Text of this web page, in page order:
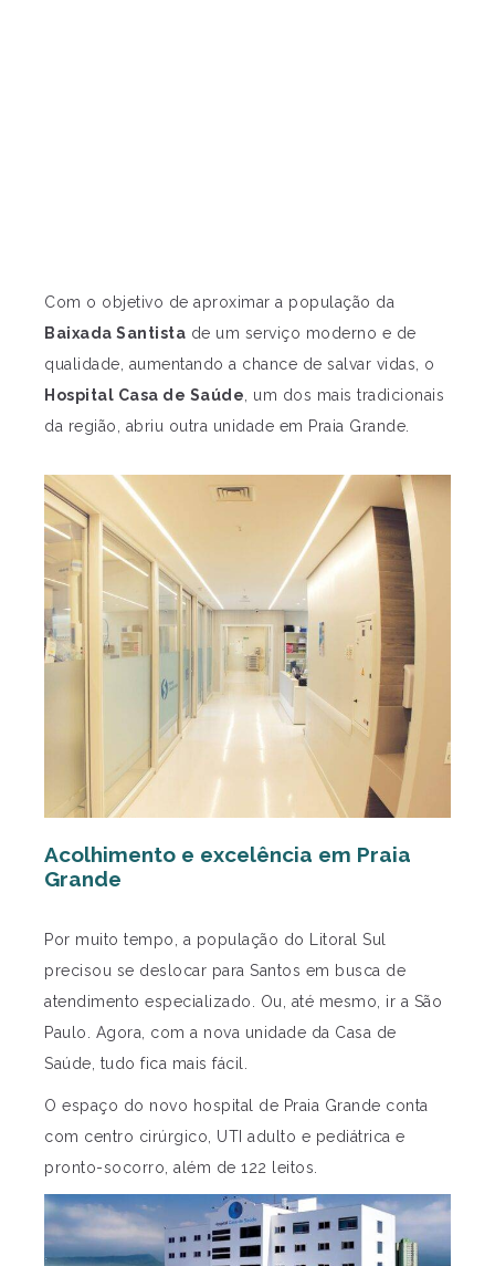
Com o objetivo de aproximar a população da
Baixada Santista de um serviço moderno e de
qualidade, aumentando a chance de salvar vidas, o
Hospital Casa de Saúde , um dos mais tradicionais
da região, abriu outra unidade em Praia Grande.
Acolhimento e excelência em Praia
Grande
Por muito tempo, a população do Litoral Sul
precisou se deslocar para Santos em busca de
atendimento especializado. Ou, até mesmo, ir a São
Paulo. Agora, com a nova unidade da Casa de
Saúde, tudo fica mais fácil.
O espaço do novo hospital de Praia Grande conta
com centro cirúrgico, UTI adulto e pediátrica e
pronto-socorro, além de 122 leitos.